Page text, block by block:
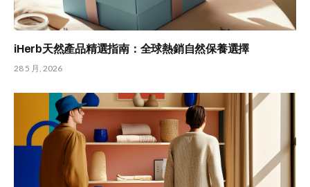
iHerb天然產品精選指南：全球熱銷自然保養選擇
28 5 月, 2026